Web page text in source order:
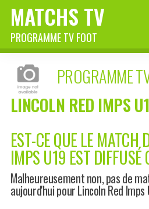
MATCHS TV
PROGRAMME TV FOOT
PROGRAMME
LINCOLN RED IMPS
EST-CE QUE LE MATCH
IMPS U19 EST DIFFUSÉ
Malheureusement non, pas de
aujourd'hui pour Lincoln Red Imps